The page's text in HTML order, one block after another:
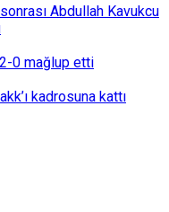
Abdullah Kavukcu
0 mağlup etti
kadrosuna kattı